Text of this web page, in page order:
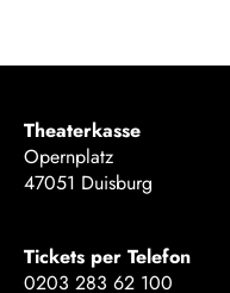
Theaterkasse
Opernplatz
47051 Duisburg
Tickets per Telefon
0203 283 62 100